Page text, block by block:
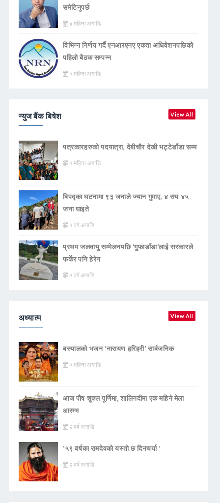
समेटिनुपर्छ
४ महिना अगाडि
विभिन्न निर्णय गर्दै एनआरएनए एकता अधिवेशनपछिको
पहिलो बैठक सम्पन्न
५ महिना अगाडि
न्युज बैंक बिषेश View All
पत्रकारहरुको पदयात्रा, देबीचौर देखी भट्टेडाँडा सम्म
१ महिना अगाडि
बिपद्का घटनामा ९३ जनाले ज्यान गुमाए, ४ सय ४५
जना घाइते
१ वर्ष अगाडि
प्रथम जलवायु सम्मेलनपछि ‘गुफाडाँडा’लाई सरकारले
फर्केर पनि हेरेन
१ वर्ष अगाडि
अध्यात्म View All
बस्यालको भजन ‘नारायण हरिहरी’ सार्बजनिक
५ महिना अगाडि
आज पौष शुक्ल पूर्णिमा, शालिनदीमा एक महिने मेला
आरम्भ
२ वर्ष अगाडि
‘५९ वर्षका रामदेवकाे यस्ताे छ दिनचर्या ’
२ वर्ष अगाडि